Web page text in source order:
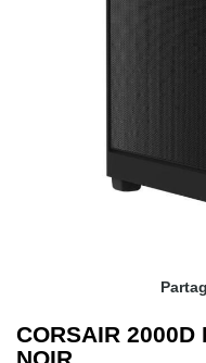
CORSAIR 2000D